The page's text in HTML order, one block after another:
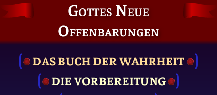
Gottes Neue
Offenbarungen
DAS BUCH DER WAHRHEIT
DIE VOR­BEREITUNG